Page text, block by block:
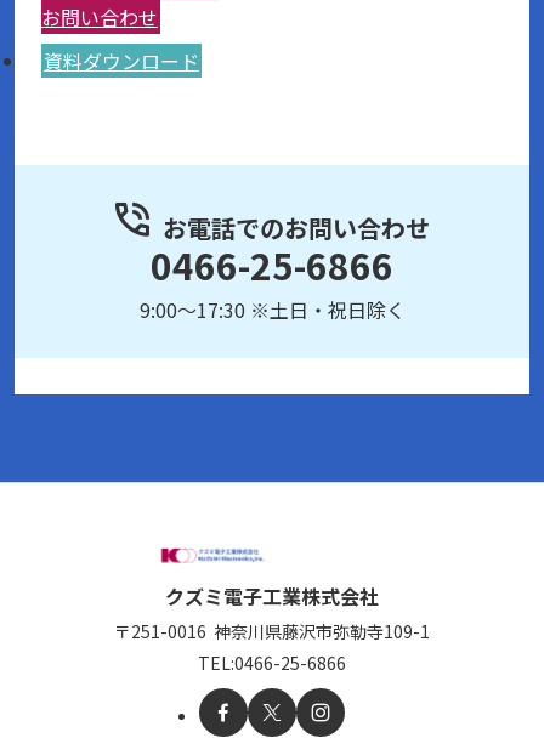
お問い合わせ
資料ダウンロード
お電話でのお問い合わせ
0466-25-6866
9:00～17:30 ※土日・祝日除く
クズミ電子工業株式会社
〒251-0016 神奈川県藤沢市弥勒寺109-1
TEL:0466-25-6866